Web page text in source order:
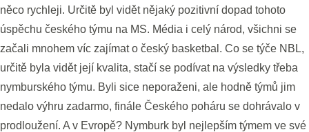
něco rychleji. Určitě byl vidět nějaký pozitivní dopad tohoto
úspěchu českého týmu na MS. Média i celý národ, všichni se
začali mnohem víc zajímat o český basketbal. Co se týče NBL,
určitě byla vidět její kvalita, stačí se podívat na výsledky třeba
nymburského týmu. Byli sice neporaženi, ale hodně týmů jim
nedalo výhru zadarmo, finále Českého poháru se dohrávalo v
prodloužení. A v Evropě? Nymburk byl nejlepším týmem ve své